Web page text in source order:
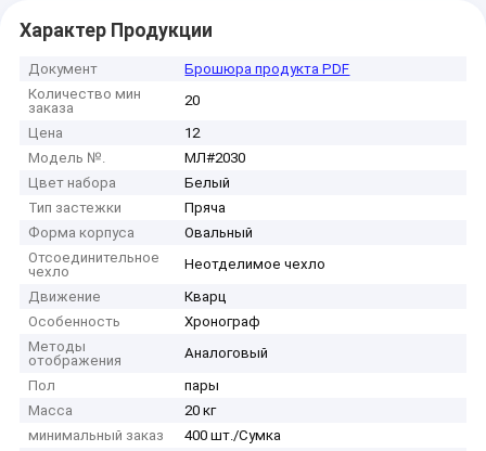
Характер Продукции
Документ
Брошюра продукта PDF
Количество мин
заказа
20
Цена
12
Модель №.
МЛ#2030
Цвет набора
Белый
Тип застежки
Пряча
Форма корпуса
Овальный
Отсоединительное
чехло
Неотделимое чехло
Движение
Кварц
Особенность
Хронограф
Методы
отображения
Аналоговый
Пол
пары
Масса
20 кг
минимальный заказ
400 шт./Сумка